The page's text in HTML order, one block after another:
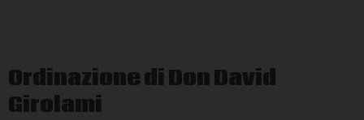
Ordinazione di Don David
Girolami